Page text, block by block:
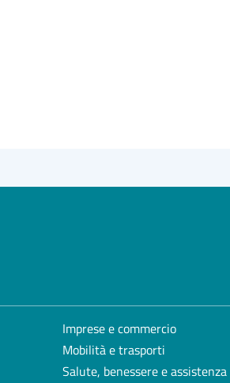
Imprese e commercio
Mobilità e trasporti
Salute, benessere e assistenza